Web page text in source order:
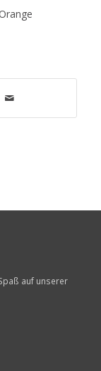
auf unserer